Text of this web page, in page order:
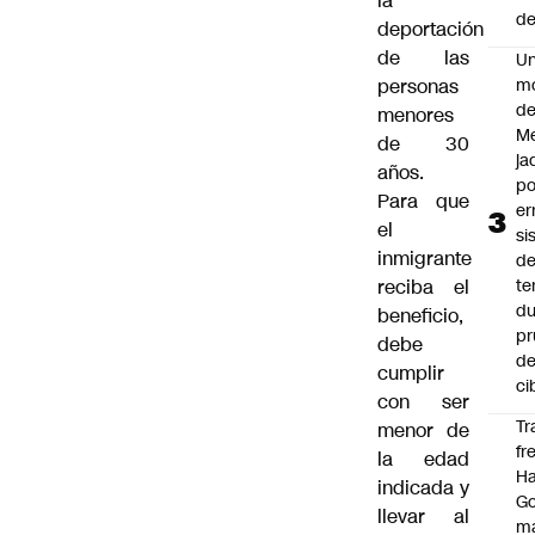
deportación
de las
personas
menores
de 30
años.
Para que
el
inmigrante
reciba el
beneficio,
debe
cumplir
con ser
menor de
la edad
indicada y
llevar al
de
de